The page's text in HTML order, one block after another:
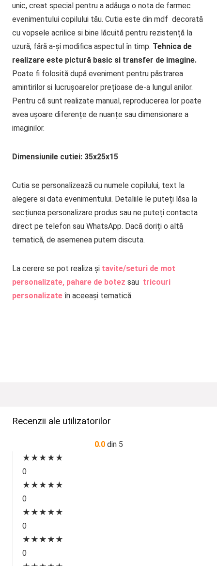
unic, creat special pentru a adăuga o nota de farmec
evenimentului copilului tău. Cutia este din mdf decorată
cu vopsele acrilice si bine lăcuită pentru rezistență la
uzură, fără a-și modifica aspectul în timp. Tehnica de
realizare este pictură basic si transfer de imagine.
Poate fi folosită după eveniment pentru păstrarea
amintirilor si lucrușoarelor prețioase de-a lungul anilor.
Pentru că sunt realizate manual, reproducerea lor poate
avea ușoare diferențe de nuanțe sau dimensionare a
imaginilor.
Dimensiunile cutiei: 35x25x15
Cutia se personalizează cu numele copilului, text la
alegere si data evenimentului. Detaliile le puteți lăsa la
secțiunea personalizare produs sau ne puteți contacta
direct pe telefon sau WhatsApp. Dacă doriți o altă
tematică, de asemenea putem discuta.
La cerere se pot realiza șitavite/seturi de mot
personalizate, pahare de botez sau tricouri
personalizate în aceeași tematică.
Recenzii ale utilizatorilor
0.0 din 5
★ ★ ★ ★ ★
0
★ ★ ★ ★ ★
0
★ ★ ★ ★ ★
0
★ ★ ★ ★ ★
0